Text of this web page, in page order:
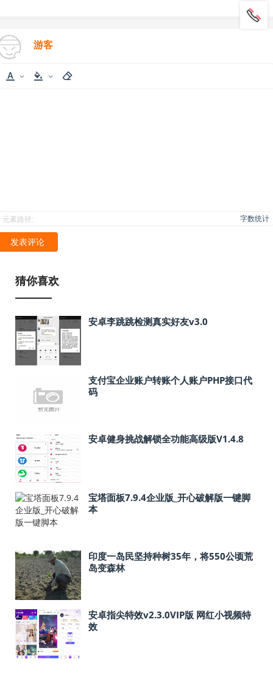
游客
元素路径: 字数统计
发表评论
猜你喜欢
安卓李跳跳检测真实好友v3.0
支付宝企业账户转账个人账户PHP接口代
码
安卓健身挑战解锁全功能高级版V1.4.8
宝塔面板7.9.4企业版_开心破解版一键脚
本
印度一岛民坚持种树35年，将550公顷荒
岛变森林
安卓指尖特效v2.3.0VIP版 网红小视频特
效